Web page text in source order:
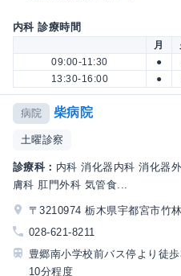
内科 診療時間
月
09:00-11:30
●
13:30-16:00
●
病院 柴病院
土曜診察
診療科： 内科 消化器内科 消化器
膚科 肛門外科 気管食...
〒3210974 栃木県宇都宮市竹
028-621-8211
豊郷南小学校前バス停より徒
10分程度